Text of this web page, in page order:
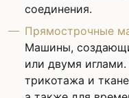
соединения.
Прямострочные
Машины,
или двумя
трикотажа и